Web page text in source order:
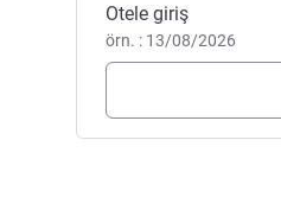
Bu otelde
Otele giriş
örn. : 13/08/2026